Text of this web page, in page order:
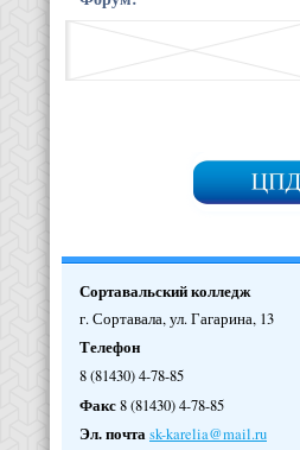
Сортавальский колледж
г. Сортавала, ул. Гагарина, 13
Телефон
8 (81430) 4-78-85
Факс8 (81430) 4-78-85
Эл. почтаsk-karelia@mail.ru